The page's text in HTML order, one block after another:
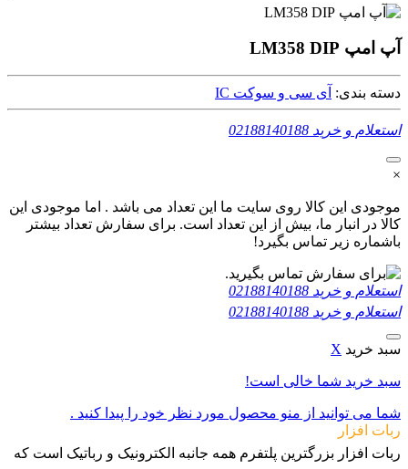
آپ امپ LM358 DIP
دسته بندی: آی سی و سوکت IC
استعلام و خرید 02188140188
×
موجودی این کالا روی سایت ما این تعداد می باشد . اما موجودی این
کالا در انبار ما، بیش از این تعداد است. برای سفارش تعداد بیشتر
باشماره زیر تماس بگیرد!
استعلام و خرید 02188140188
استعلام و خرید 02188140188
سبد خرید X
سبد خرید شما خالی است!
شما می توانید از منو محصول مورد نظر خود را پیدا کنید .
ربات افزار
ربات افزار بزرگترین پلتفرم همه جانبه الکترونیک و رباتیک است که